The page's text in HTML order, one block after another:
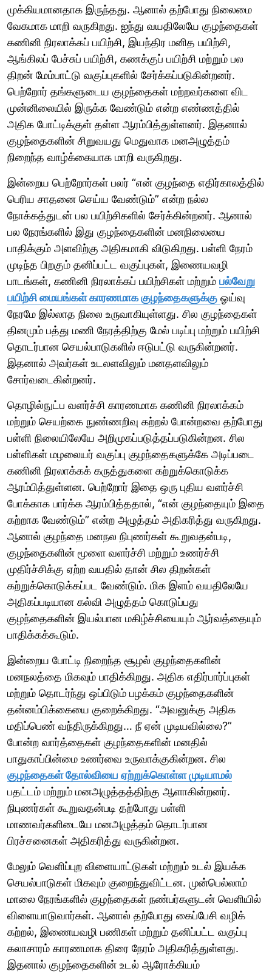
முக்கியமானதாக இருந்தது. ஆனால் தற்போது நிலைமை
வேகமாக மாறி வருகிறது. ஐந்து வயதிலேயே குழந்தைகள்
கணினி நிரலாக்கப் பயிற்சி, இயந்திர மனித பயிற்சி,
ஆங்கிலப் பேச்சுப் பயிற்சி, கணக்குப் பயிற்சி மற்றும் பல
திறன் மேம்பாட்டு வகுப்புகளில் சேர்க்கப்படுகின்றனர்.
பெற்றோர் தங்களுடைய குழந்தைகள் மற்றவர்களை விட
முன்னிலையில் இருக்க வேண்டும் என்ற எண்ணத்தில்
அதிக போட்டிக்குள் தள்ள ஆரம்பித்துள்ளனர். இதனால்
குழந்தைகளின் சிறுவயது மெதுவாக மனஅழுத்தம்
நிறைந்த வாழ்க்கையாக மாறி வருகிறது.
இன்றைய பெற்றோர்கள் பலர் “என் குழந்தை எதிர்காலத்தில்
பெரிய சாதனை செய்ய வேண்டும்” என்ற நல்ல
நோக்கத்துடன் பல பயிற்சிகளில் சேர்க்கின்றனர். ஆனால்
பல நேரங்களில் இது குழந்தைகளின் மனநிலையை
பாதிக்கும் அளவிற்கு அதிகமாகி விடுகிறது. பள்ளி நேரம்
முடிந்த பிறகும் தனிப்பட்ட வகுப்புகள், இணையவழி
பாடங்கள், கணினி நிரலாக்கப் பயிற்சிகள் மற்றும் பல்வேறு
பயிற்சி மையங்கள் காரணமாக குழந்தைகளுக்கு ஓய்வு
நேரமே இல்லாத நிலை உருவாகியுள்ளது. சில குழந்தைகள்
தினமும் பத்து மணி நேரத்திற்கு மேல் படிப்பு மற்றும் பயிற்சி
தொடர்பான செயல்பாடுகளில் ஈடுபட்டு வருகின்றனர்.
இதனால் அவர்கள் உடலளவிலும் மனதளவிலும்
சோர்வடைகின்றனர்.
தொழில்நுட்ப வளர்ச்சி காரணமாக கணினி நிரலாக்கம்
மற்றும் செயற்கை நுண்ணறிவு கற்றல் போன்றவை தற்போது
பள்ளி நிலையிலேயே அறிமுகப்படுத்தப்படுகின்றன. சில
பள்ளிகள் மழலையர் வகுப்பு குழந்தைகளுக்கே அடிப்படை
கணினி நிரலாக்கக் கருத்துகளை கற்றுக்கொடுக்க
ஆரம்பித்துள்ளன. பெற்றோர் இதை ஒரு புதிய வளர்ச்சி
போக்காக பார்க்க ஆரம்பித்ததால், “என் குழந்தையும் இதை
கற்றாக வேண்டும்” என்ற அழுத்தம் அதிகரித்து வருகிறது.
ஆனால் குழந்தை மனநல நிபுணர்கள் கூறுவதன்படி,
குழந்தைகளின் மூளை வளர்ச்சி மற்றும் உணர்ச்சி
முதிர்ச்சிக்கு ஏற்ற வயதில் தான் சில திறன்கள்
கற்றுக்கொடுக்கப்பட வேண்டும். மிக இளம் வயதிலேயே
அதிகப்படியான கல்வி அழுத்தம் கொடுப்பது
குழந்தைகளின் இயல்பான மகிழ்ச்சியையும் ஆர்வத்தையும்
பாதிக்கக்கூடும்.
இன்றைய போட்டி நிறைந்த சூழல் குழந்தைகளின்
மனநலத்தை மிகவும் பாதிக்கிறது. அதிக எதிர்பார்ப்புகள்
மற்றும் தொடர்ந்து ஒப்பிடும் பழக்கம் குழந்தைகளின்
தன்னம்பிக்கையை குறைக்கிறது. “அவனுக்கு அதிக
மதிப்பெண் வந்திருக்கிறது… நீ ஏன் முடியவில்லை?”
போன்ற வார்த்தைகள் குழந்தைகளின் மனதில்
பாதுகாப்பின்மை உணர்வை உருவாக்குகின்றன. சில
குழந்தைகள் தோல்வியை ஏற்றுக்கொள்ள முடியாமல்
பதட்டம் மற்றும் மனஅழுத்தத்திற்கு ஆளாகின்றனர்.
நிபுணர்கள் கூறுவதன்படி தற்போது பள்ளி
மாணவர்களிடையே மனஅழுத்தம் தொடர்பான
பிரச்சனைகள் அதிகரித்து வருகின்றன.
மேலும் வெளிப்புற விளையாட்டுகள் மற்றும் உடல் இயக்க
செயல்பாடுகள் மிகவும் குறைந்துவிட்டன. முன்பெல்லாம்
மாலை நேரங்களில் குழந்தைகள் நண்பர்களுடன் வெளியில்
விளையாடுவார்கள். ஆனால் தற்போது கைப்பேசி வழிக்
கற்றல், இணையவழி பணிகள் மற்றும் தனிப்பட்ட வகுப்பு
கலாசாரம் காரணமாக திரை நேரம் அதிகரித்துள்ளது.
இதனால் குழந்தைகளின் உடல் ஆரோக்கியம்